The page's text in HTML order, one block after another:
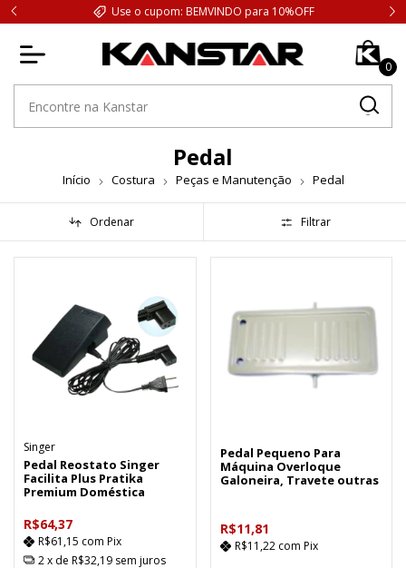
Use o cupom: BEMVINDO para 10%OFF
0
Pedal
Início Costura Peças e Manutenção Pedal
Ordenar Filtrar
Singer
Pedal Reostato Singer
Facilita Plus Pratika
Premium Doméstica
R$64,37
R$61,15 com Pix
2x de R$32,19 sem juros
Pedal Pequeno Para
Máquina Overloque
Galoneira, Travete outras
R$11,81
R$11,22 com Pix